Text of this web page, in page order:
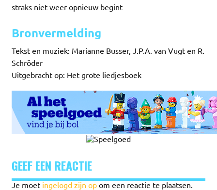
straks niet weer opnieuw begint
Bronvermelding
Tekst en muziek: Marianne Busser, J.P.A. van Vugt en R.
Schröder
Uitgebracht op: Het grote liedjesboek
GEEF EEN REACTIE
Je moet ingelogd zijn op om een reactie te plaatsen.